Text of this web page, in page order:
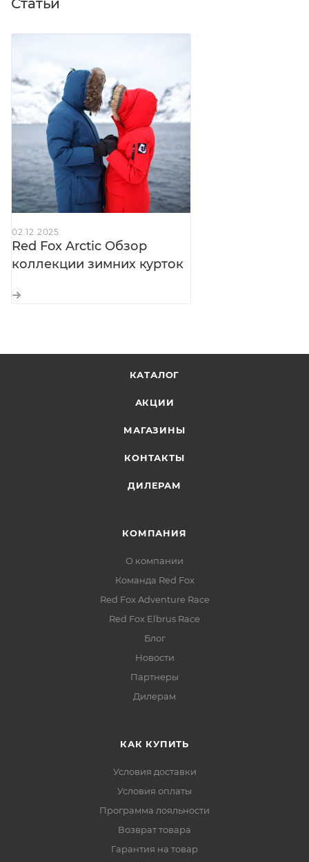
согревания рук или хранения перчаток
трикотажные манжеты — полная изоляция
запястий от холода
Снегозащитная юбка:
предотвращает
проникновение снега и ветра внутрь
Внутренние карманы:один на молнии +
объёмный сетчатый — для телефона, документов
Внутренние лямки:
для ношения «на плече» —
удобно носить в помещениях без снятия
Пуллеры Hypalon®:
молниями даже в толстых перчатках
Светоотражающие элементы:
02.12.2025
Red Fox Arctic Обзор
коллекции зимних курток
КАТАЛОГ
АКЦИИ
МАГАЗИНЫ
КОНТАКТЫ
ДИЛЕРАМ
КОМПАНИЯ
О компании
Команда Red Fox
Red Fox Adventure Race
Red Fox Elbrus Race
Блог
Новости
Партнеры
Дилерам
КАК КУПИТЬ
Условия доставки
Условия оплаты
Программа лояльности
Возврат товара
Гарантия на товар